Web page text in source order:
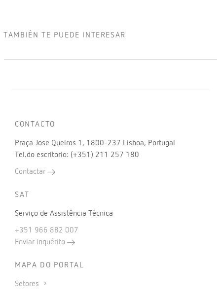
TAMBIÉN TE PUEDE INTERESAR
CONTACTO
Praça Jose Queiros 1, 1800-237 Lisboa, Portugal
Tel.do escritorio: (+351) 211 257 180
Contactar
SAT
Serviço de Assistência Técnica
+351 966 882 007
Enviar inquérito
MAPA DO PORTAL
Setores